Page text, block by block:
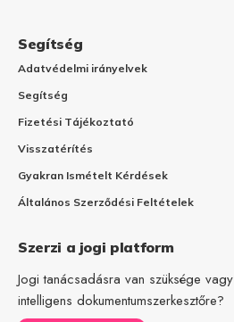
Segítség
Adatvédelmi irányelvek
Segítség
Fizetési Tájékoztató
Visszatérítés
Gyakran Ismételt Kérdések
Általános Szerződési Feltételek
Szerzi a jogi platform
Jogi tanácsadásra van szüksége vagy
intelligens dokumentumszerkesztőre?